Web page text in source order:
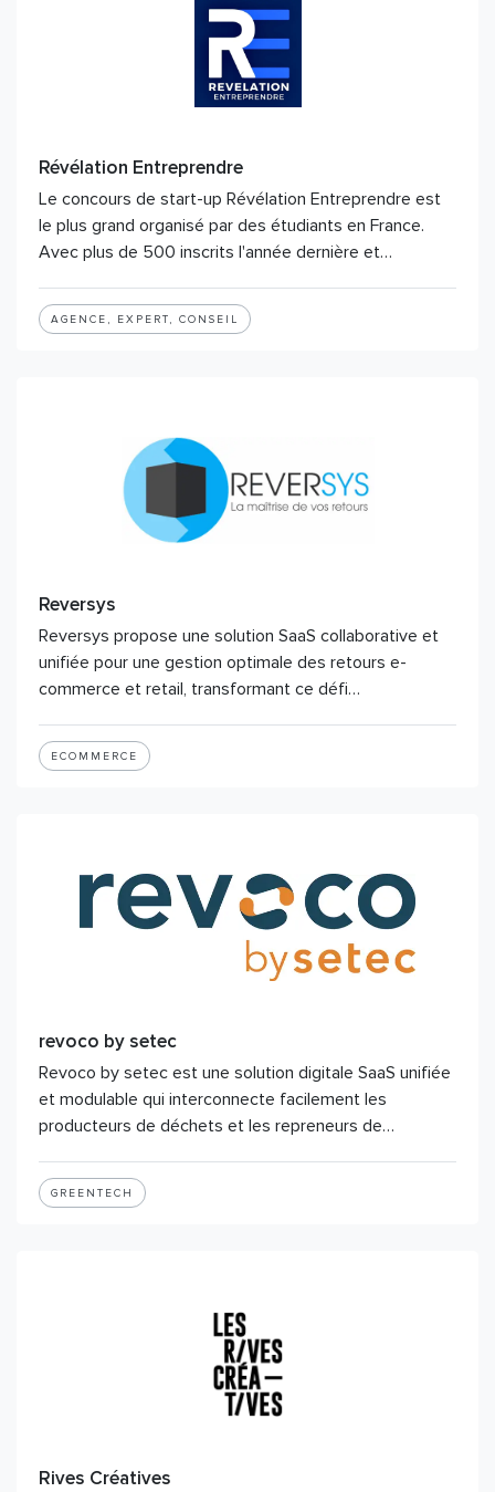
Révélation Entreprendre
Le concours de start-up Révélation Entreprendre est
le plus grand organisé par des étudiants en France.
Avec plus de 500 inscrits l'année dernière et…
AGENCE, EXPERT, CONSEIL
Reversys
Reversys propose une solution SaaS collaborative et
unifiée pour une gestion optimale des retours e-
commerce et retail, transformant ce défi…
ECOMMERCE
revoco by setec
Revoco by setec est une solution digitale SaaS unifiée
et modulable qui interconnecte facilement les
producteurs de déchets et les repreneurs de…
GREENTECH
Rives Créatives